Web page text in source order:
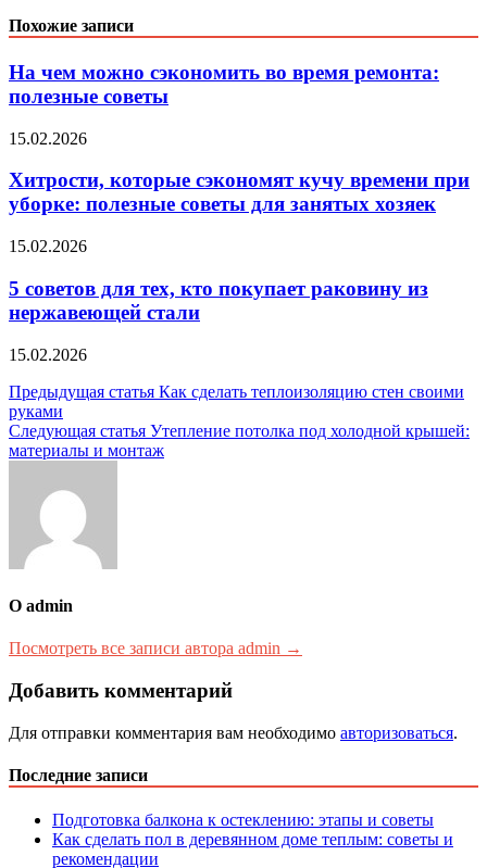
Похожие записи
На чем можно сэкономить во время ремонта:
полезные советы
15.02.2026
Хитрости, которые сэкономят кучу времени при
уборке: полезные советы для занятых хозяек
15.02.2026
5 советов для тех, кто покупает раковину из
нержавеющей стали
15.02.2026
Навигация
по
записям
Предыдущая статья Как сделать теплоизоляцию стен своими
руками
Следующая статья Утепление потолка под холодной крышей:
материалы и монтаж
О admin
Посмотреть все записи автора admin →
Добавить комментарий
Для отправки комментария вам необходимо авторизоваться.
Последние записи
Подготовка балкона к остеклению: этапы и советы
Как сделать пол в деревянном доме теплым: советы и
рекомендации